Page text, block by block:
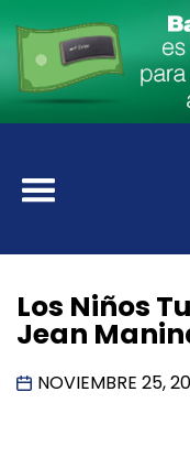
Los Niños
Jean
NOVIEMBRE 25,